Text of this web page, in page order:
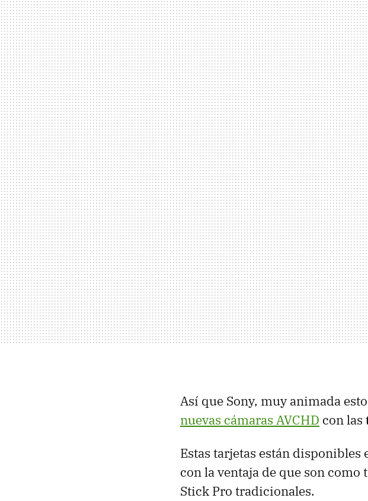
Así que Sony, muy animada
nuevas cámaras AVCHD con las
Estas tarjetas están disponibles
con la ventaja de que son como
Stick Pro tradicionales.